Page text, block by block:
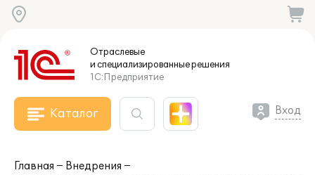
Отраслевые
и специализированныерешения
1С:Предприятие
Каталог Вход
Главная
Внедрения